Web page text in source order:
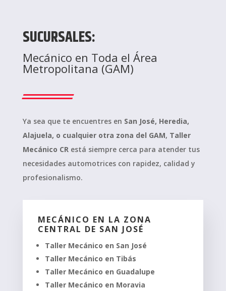
SUCURSALES:
Mecánico en Toda el Área
Metropolitana (GAM)
Ya sea que te encuentres en San José, Heredia,
Alajuela, o cualquier otra zona del GAM, Taller
Mecánico CRestá siempre cerca para atender tus
necesidades automotrices con rapidez, calidad y
profesionalismo.
MECÁNICO EN LA ZONA
CENTRAL DE SAN JOSÉ
Taller Mecánico en San José
Taller Mecánico en Tibás
Taller Mecánico en Guadalupe
Taller Mecánico en Moravia